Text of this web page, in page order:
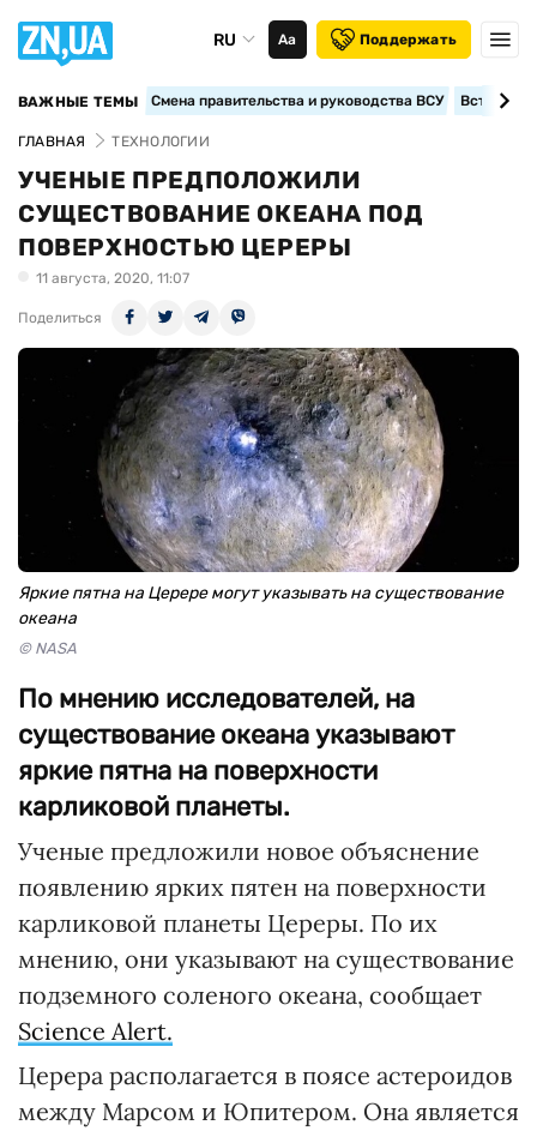
RU Аа Поддержать
ВАЖНЫЕ ТЕМЫ Смена правительства и руководства ВСУ
ГЛАВНАЯ ТЕХНОЛОГИИ
УЧЕНЫЕ ПРЕДПОЛОЖИЛИ
СУЩЕСТВОВАНИЕ ОКЕАНА ПОД
ПОВЕРХНОСТЬЮ ЦЕРЕРЫ
11 августа, 2020, 11:07
Поделиться
Яркие пятна на Церере могут указывать на существование
океана
© NASA
По мнению исследователей, на
существование океана указывают
яркие пятна на поверхности
карликовой планеты.
Ученые предложили новое объяснение
появлению ярких пятен на поверхности
карликовой планеты Цереры. По их
мнению, они указывают на существование
подземного соленого океана, сообщает
Science Alert.
Церера располагается в поясе астероидов
между Марсом и Юпитером. Она является